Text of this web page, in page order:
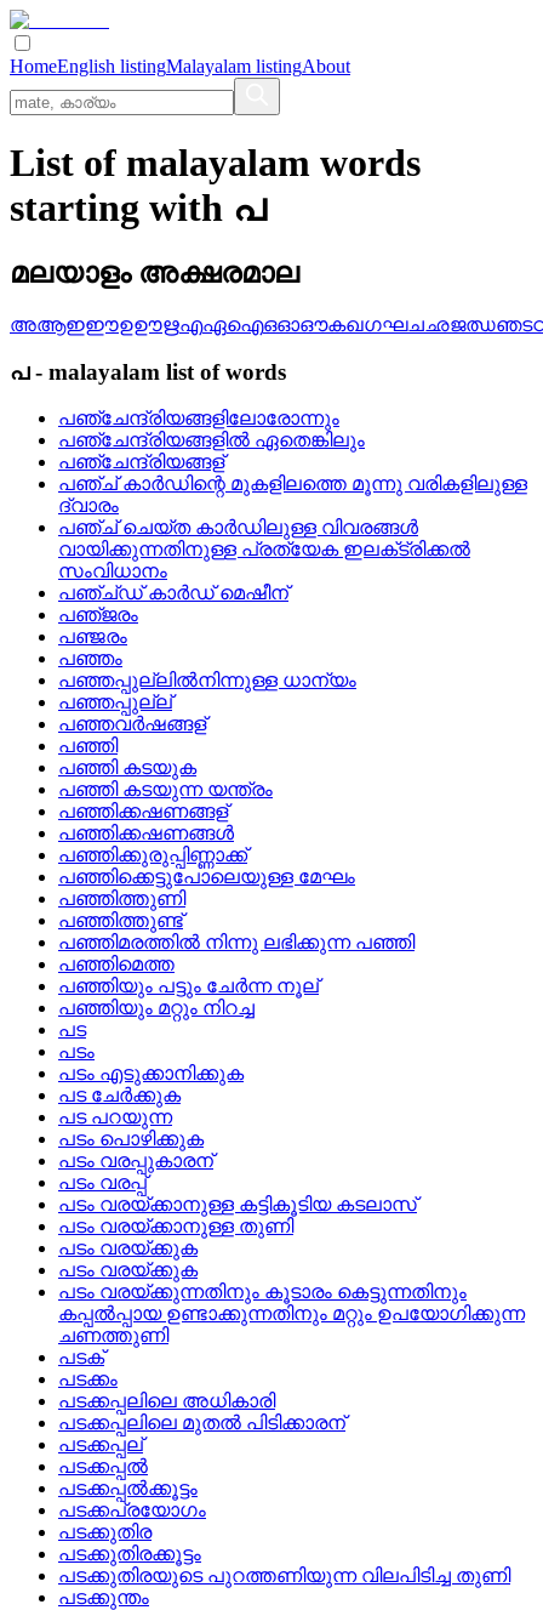
HomeEnglish listingMalayalam listingAbout
List of malayalam words
starting with പ
മലയാളം അക്ഷരമാല
അആഇഈഉഊഋഎഏഐഒഓഔകഖഗഘചഛജഝഞട
പ- malayalam list of words
പഞ്ചേന്ദ്രിയങ്ങളിലോരോന്നും
പഞ്ചേന്ദ്രിയങ്ങളില്‍ ഏതെങ്കിലും
പഞ്ചേന്ദ്രിയങ്ങള്
പഞ്ച്‌ കാര്‍ഡിന്റെ മുകളിലത്തെ മൂന്നു വരികളിലുള്ള
ദ്വാരം
പഞ്ച്‌ ചെയ്‌ത കാര്‍ഡിലുള്ള വിവരങ്ങള്‍
വായിക്കുന്നതിനുള്ള പ്രത്യേക ഇലക്‌ട്രിക്കല്‍
സംവിധാനം
പഞ്ച്‌ഡ്‌ കാര്‍ഡ്‌ മെഷീന്
പഞ്‌ജരം
പഞ്ജരം
പഞ്ഞം
പഞ്ഞപ്പുല്ലില്‍നിന്നുള്ള ധാന്യം
പഞ്ഞപ്പുല്ല്
പഞ്ഞവര്‍ഷങ്ങള്
പഞ്ഞി
പഞ്ഞി കടയുക
പഞ്ഞി കടയുന്ന യന്ത്രം
പഞ്ഞിക്കഷണങ്ങള്
പഞ്ഞിക്കഷണങ്ങള്‍
പഞ്ഞിക്കുരുപ്പിണ്ണാക്ക്
പഞ്ഞിക്കെട്ടുപോലെയുള്ള മേഘം
പഞ്ഞിത്തുണി
പഞ്ഞിത്തുണ്ട്
പഞ്ഞിമരത്തില്‍ നിന്നു ലഭിക്കുന്ന പഞ്ഞി
പഞ്ഞിമെത്ത
പഞ്ഞിയും പട്ടും ചേര്‍ന്ന നൂല്
പഞ്ഞിയും മറ്റും നിറച്ച
പട
പടം
പടം എടുക്കാനിക്കുക
പട ചേര്‍ക്കുക
പട പറയുന്ന
പടം പൊഴിക്കുക
പടം വരപ്പുകാരന്
പടം വരപ്പ്
പടം വരയ്‌ക്കാനുള്ള കട്ടികൂടിയ കടലാസ്
പടം വരയ്ക്കാനുള്ള തുണി
പടം വരയ്‌ക്കുക
പടം വരയ്ക്കുക
പടം വരയ്‌ക്കുന്നതിനും കൂടാരം കെട്ടുന്നതിനും
കപ്പല്‍പ്പായ ഉണ്ടാക്കുന്നതിനും മറ്റും ഉപയോഗിക്കുന്ന
ചണത്തുണി
പടക്
പടക്കം
പടക്കപ്പലിലെ അധികാരി
പടക്കപ്പലിലെ മുതല്‍ പിടിക്കാരന്
പടക്കപ്പല്
പടക്കപ്പല്‍
പടക്കപ്പല്‍ക്കൂട്ടം
പടക്കപ്രയോഗം
പടക്കുതിര
പടക്കുതിരക്കൂട്ടം
പടക്കുതിരയുടെ പുറത്തണിയുന്ന വിലപിടിച്ച തുണി
പടക്കുന്തം